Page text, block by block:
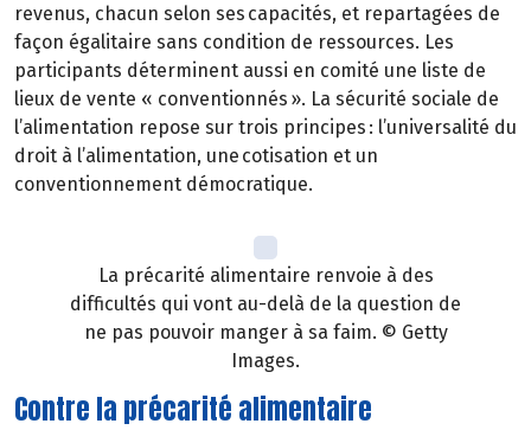
revenus, chacun selon ses capacités, et repartagées de
façon égalitaire sans condition de ressources. Les
participants déterminent aussi en comité une liste de
lieux de vente « conventionnés ». La sécurité sociale de
l’alimentation repose sur trois principes : l’universalité du
droit à l’alimentation, une cotisation et un
conventionnement démocratique.
La précarité alimentaire renvoie à des
difficultés qui vont au-delà de la question de
ne pas pouvoir manger à sa faim. © Getty
Images.
Contre la précarité alimentaire